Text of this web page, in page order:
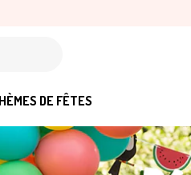
DE FÊTES